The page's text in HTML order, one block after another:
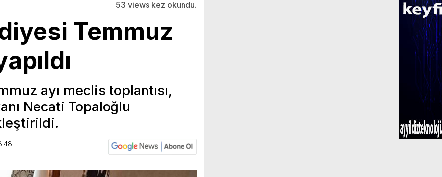
53 views kez okundu.
Temmuz
ayı meclis toplantısı,
Necati Topaloğlu